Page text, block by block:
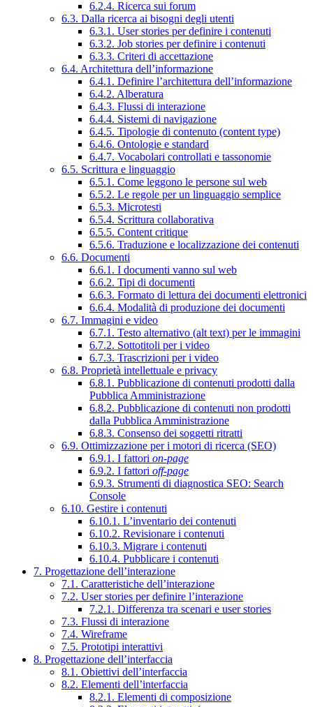
6.2.4. Ricerca sui forum
6.3. Dalla ricerca ai bisogni degli utenti
6.3.1. User stories per definire i contenuti
6.3.2. Job stories per definire i contenuti
6.3.3. Criteri di accettazione
6.4. Architettura dell’informazione
6.4.1. Definire l’architettura dell’informazione
6.4.2. Alberatura
6.4.3. Flussi di interazione
6.4.4. Sistemi di navigazione
6.4.5. Tipologie di contenuto (content type)
6.4.6. Ontologie e standard
6.4.7. Vocabolari controllati e tassonomie
6.5. Scrittura e linguaggio
6.5.1. Come leggono le persone sul web
6.5.2. Le regole per un linguaggio semplice
6.5.3. Microtesti
6.5.4. Scrittura collaborativa
6.5.5. Content critique
6.5.6. Traduzione e localizzazione dei contenuti
6.6. Documenti
6.6.1. I documenti vanno sul web
6.6.2. Tipi di documenti
6.6.3. Formato di lettura dei documenti elettronici
6.6.4. Modalità di produzione dei documenti
6.7. Immagini e video
6.7.1. Testo alternativo (alt text) per le immagini
6.7.2. Sottotitoli per i video
6.7.3. Trascrizioni per i video
6.8. Proprietà intellettuale e privacy
6.8.1. Pubblicazione di contenuti prodotti dalla
Pubblica Amministrazione
6.8.2. Pubblicazione di contenuti non prodotti
dalla Pubblica Amministrazione
6.8.3. Consenso dei soggetti ritratti
6.9. Ottimizzazione per i motori di ricerca (SEO)
6.9.1. I fattori on-page
6.9.2. I fattori off-page
6.9.3. Strumenti di diagnostica SEO: Search
Console
6.10. Gestire i contenuti
6.10.1. L’inventario dei contenuti
6.10.2. Revisionare i contenuti
6.10.3. Migrare i contenuti
6.10.4. Pubblicare i contenuti
7. Progettazione dell’interazione
7.1. Caratteristiche dell’interazione
7.2. User stories per definire l’interazione
7.2.1. Differenza tra scenari e user stories
7.3. Flussi di interazione
7.4. Wireframe
7.5. Prototipi interattivi
8. Progettazione dell’interfaccia
8.1. Obiettivi dell’interfaccia
8.2. Elementi dell’interfaccia
8.2.1. Elementi di composizione